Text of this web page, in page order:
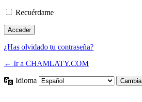
Recuérdame
¿Has olvidado tu contraseña?
← Ir a CHAMLATY.COM
Idioma